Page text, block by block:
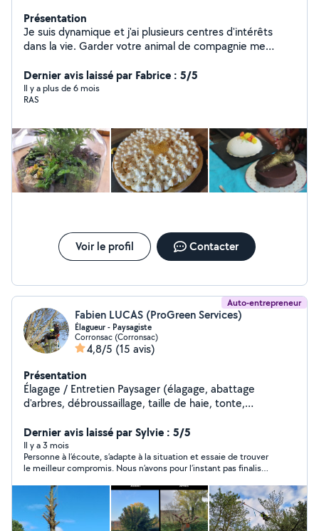
Présentation
Je suis dynamique et j'ai plusieurs centres d'intérêts
dans la vie. Garder votre animal de compagnie me
chaque fois, de m'adapter à leurs habitudes, et leur
caractère. Un seul objectif : que l'animal se sente
comme chez lui et que vous le récupériez calme et
J'aime le jardinage, le bricolage, la musique, le sport, la
pratique des danses en couple.
Dernier avis laissé par Fabrice : 5/5
Il y a plus de 6 mois
RAS
Voir le profil Contacter
Auto-entrepreneur
Fabien LUCAS (ProGreen Services)
Élagueur - Paysagiste
Corronsac (Corronsac)
4,8/5 (15 avis)
Présentation
Élagage / Entretien Paysager (élagage, abattage
d'arbres, débroussaillage, taille de haie, tonte,
Dernier avis laissé par Sylvie : 5/5
Il y a 3 mois
Personne à l’écoute, s’adapte à la situation et essaie de trouver
le meilleur compromis. Nous n’avons pour l’instant pas finalisé
contact.